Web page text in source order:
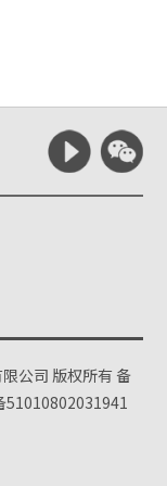
公司 版权所有备
51010802031941